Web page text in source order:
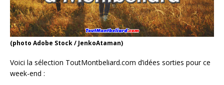
(photo Adobe Stock / JenkoAtaman)
Voici la sélection ToutMontbeliard.com d’idées sorties pour ce
week-end :